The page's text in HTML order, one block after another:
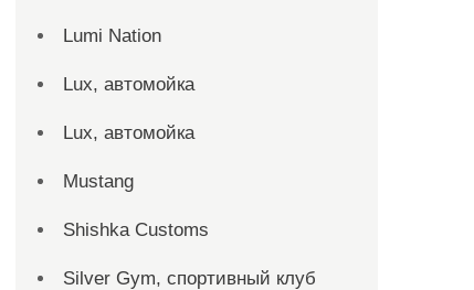
Lumi Nation
Lux, автомойка
Lux, автомойка
Mustang
Shishka Customs
Silver Gym, спортивный клуб